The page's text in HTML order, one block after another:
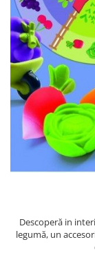
Jocuri cu
Jucării de pluș
Jocuri educative
școală/grădiniță
Agende
Cărţi de colorat,
Accesorii diverse
LEGO Friends
LEGO Ninjago
LEGO Minecraft
LEGO DREAMZzz
LEGO Star Wars
LEGO Gabby s
LEGO Harry
LEGO Marvel
LEGO Jurassic
Descoperă in
legumă, un